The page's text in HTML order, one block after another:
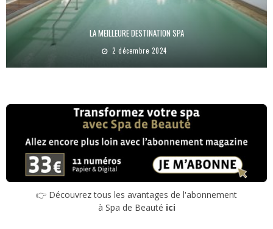
LA MEILLEURE DESTINATION SPA
2 décembre 2024
👉 Découvrez tous les avantages de l'abonnement
à Spa de Beauté ici